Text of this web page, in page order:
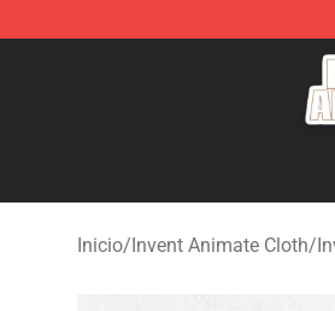
Invent Animate Shop -
Inicio/Invent Animate Cloth/